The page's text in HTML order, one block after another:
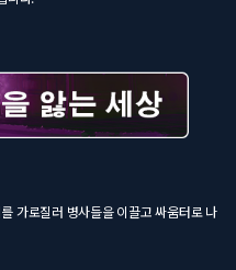
가로질러 병사들을 이끌고 싸움터로 나